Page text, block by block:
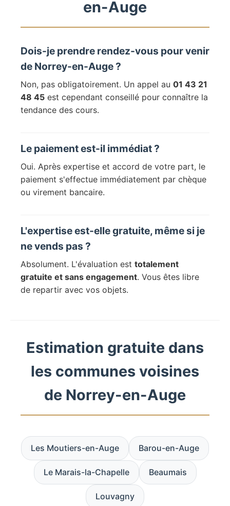
en-Auge
Dois-je prendre rendez-vous pour venir
de Norrey-en-Auge ?
Non, pas obligatoirement. Un appel au 01 43 21
48 45 est cependant conseillé pour connaître la
tendance des cours.
Le paiement est-il immédiat ?
Oui. Après expertise et accord de votre part, le
paiement s'effectue immédiatement par chèque
ou virement bancaire.
L'expertise est-elle gratuite, même si je
ne vends pas ?
Absolument. L'évaluation est totalement
gratuite et sans engagement. Vous êtes libre
de repartir avec vos objets.
Estimation gratuite dans
les communes voisines
de Norrey-en-Auge
Les Moutiers-en-Auge Barou-en-Auge
Le Marais-la-Chapelle Beaumais
Louvagny